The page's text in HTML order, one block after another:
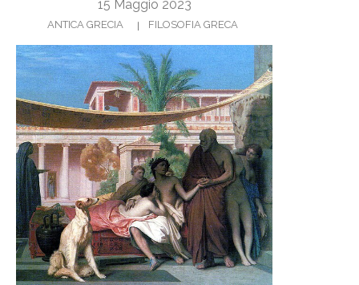
15 Maggio 2023
ANTICA GRECIA FILOSOFIA GRECA